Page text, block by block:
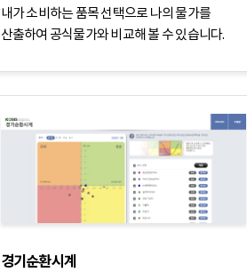
내가 소비하는 품목 선택으로 나의 물가를
산출하여 공식물가와 비교해 볼 수 있습니다.
경기순환시계